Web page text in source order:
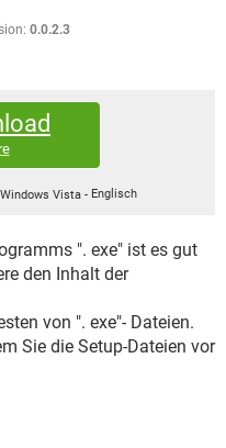
TIKTOK
0.0.2.3
Vista - Englisch
". exe" ist es gut
den Inhalt der
von ". exe"- Dateien.
Sie die Setup-Dateien vor